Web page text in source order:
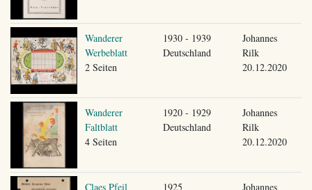
Wanderer
Werbeblatt
2 Seiten
1930 - 1939
Deutschland
Johannes
Rilk
20.12.2020
Wanderer
Faltblatt
4 Seiten
1920 - 1929
Deutschland
Johannes
Rilk
20.12.2020
Claes Pfeil
1925
Johannes